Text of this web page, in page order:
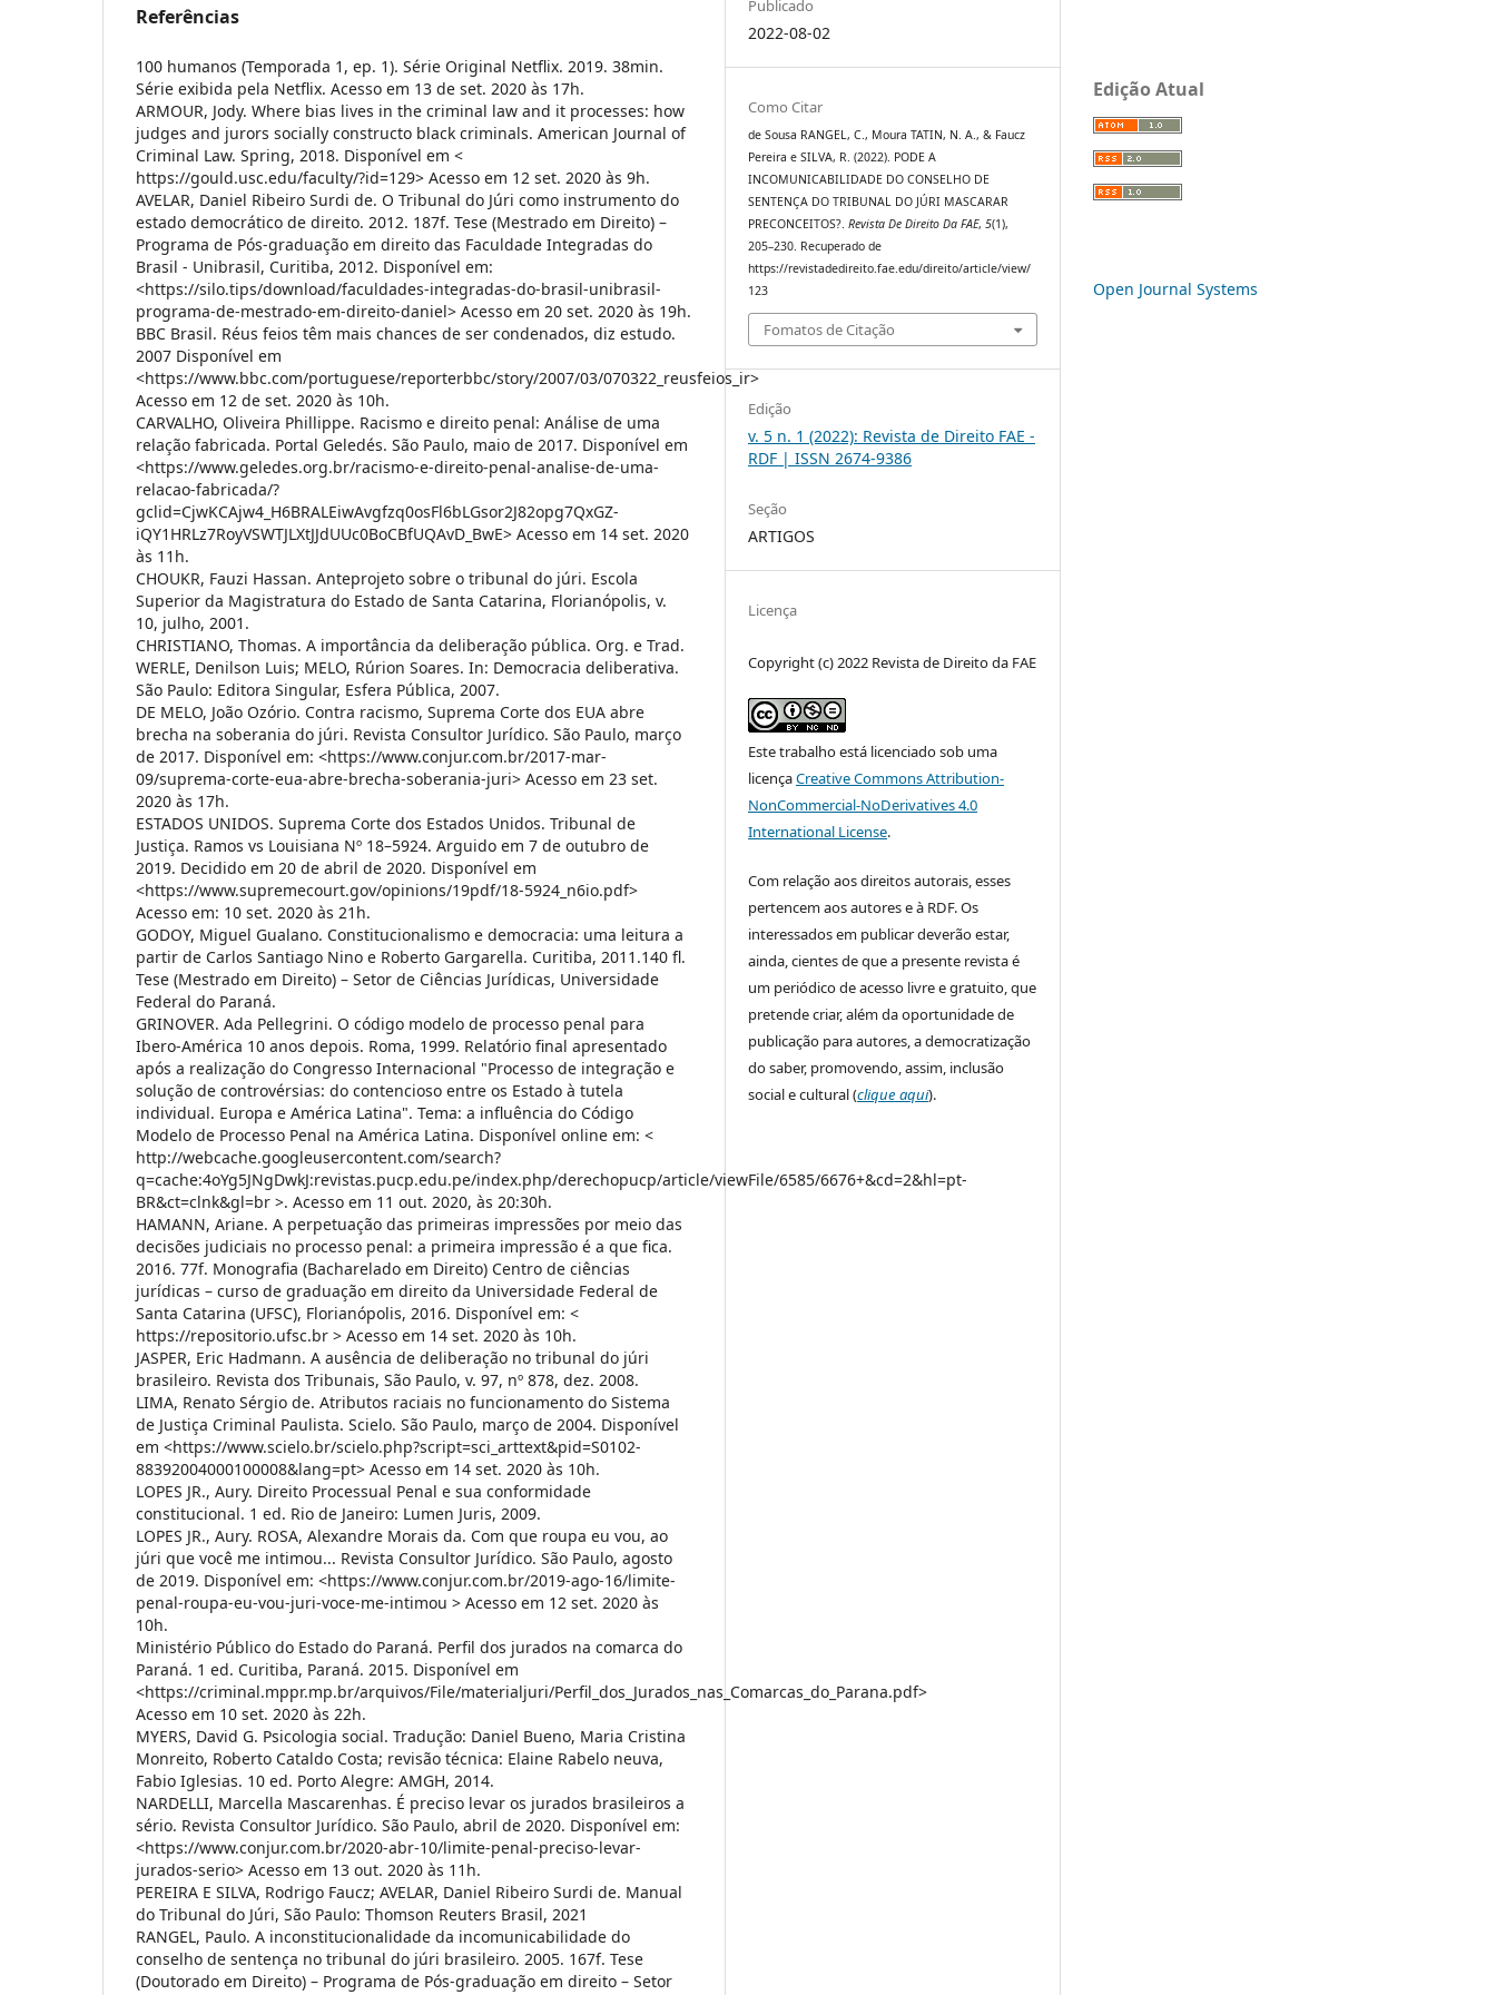
Referências
100 humanos (Temporada 1, ep. 1). Série Original Netflix. 2019. 38min.
Série exibida pela Netflix. Acesso em 13 de set. 2020 às 17h.
ARMOUR, Jody. Where bias lives in the criminal law and it processes: how
judges and jurors socially constructo black criminals. American Journal of
Criminal Law. Spring, 2018. Disponível em <
https://gould.usc.edu/faculty/?id=129> Acesso em 12 set. 2020 às 9h.
AVELAR, Daniel Ribeiro Surdi de. O Tribunal do Júri como instrumento do
estado democrático de direito. 2012. 187f. Tese (Mestrado em Direito) –
Programa de Pós-graduação em direito das Faculdade Integradas do
Brasil - Unibrasil, Curitiba, 2012. Disponível em:
<https://silo.tips/download/faculdades-integradas-do-brasil-unibrasil-
programa-de-mestrado-em-direito-daniel> Acesso em 20 set. 2020 às 19h.
BBC Brasil. Réus feios têm mais chances de ser condenados, diz estudo.
2007 Disponível em
<https://www.bbc.com/portuguese/reporterbbc/story/2007/03/070322_reusfeios_ir>
Acesso em 12 de set. 2020 às 10h.
CARVALHO, Oliveira Phillippe. Racismo e direito penal: Análise de uma
relação fabricada. Portal Geledés. São Paulo, maio de 2017. Disponível em
<https://www.geledes.org.br/racismo-e-direito-penal-analise-de-uma-
relacao-fabricada/?
gclid=CjwKCAjw4_H6BRALEiwAvgfzq0osFl6bLGsor2J82opg7QxGZ-
iQY1HRLz7RoyVSWTJLXtJJdUUc0BoCBfUQAvD_BwE> Acesso em 14 set. 2020
às 11h.
CHOUKR, Fauzi Hassan. Anteprojeto sobre o tribunal do júri. Escola
Superior da Magistratura do Estado de Santa Catarina, Florianópolis, v.
10, julho, 2001.
CHRISTIANO, Thomas. A importância da deliberação pública. Org. e Trad.
WERLE, Denilson Luis; MELO, Rúrion Soares. In: Democracia deliberativa.
São Paulo: Editora Singular, Esfera Pública, 2007.
DE MELO, João Ozório. Contra racismo, Suprema Corte dos EUA abre
brecha na soberania do júri. Revista Consultor Jurídico. São Paulo, março
de 2017. Disponível em: <https://www.conjur.com.br/2017-mar-
09/suprema-corte-eua-abre-brecha-soberania-juri> Acesso em 23 set.
2020 às 17h.
ESTADOS UNIDOS. Suprema Corte dos Estados Unidos. Tribunal de
Justiça. Ramos vs Louisiana Nº 18–5924. Arguido em 7 de outubro de
2019. Decidido em 20 de abril de 2020. Disponível em
<https://www.supremecourt.gov/opinions/19pdf/18-5924_n6io.pdf>
Acesso em: 10 set. 2020 às 21h.
GODOY, Miguel Gualano. Constitucionalismo e democracia: uma leitura a
partir de Carlos Santiago Nino e Roberto Gargarella. Curitiba, 2011.140 fl.
Tese (Mestrado em Direito) – Setor de Ciências Jurídicas, Universidade
Federal do Paraná.
GRINOVER. Ada Pellegrini. O código modelo de processo penal para
Ibero-América 10 anos depois. Roma, 1999. Relatório final apresentado
após a realização do Congresso Internacional "Processo de integração e
solução de controvérsias: do contencioso entre os Estado à tutela
individual. Europa e América Latina". Tema: a influência do Código
Modelo de Processo Penal na América Latina. Disponível online em: <
http://webcache.googleusercontent.com/search?
q=cache:4oYg5JNgDwkJ:revistas.pucp.edu.pe/index.php/derechopucp/article/viewFile/6585/6676+&cd=2&hl=pt-
BR&ct=clnk&gl=br >. Acesso em 11 out. 2020, às 20:30h.
HAMANN, Ariane. A perpetuação das primeiras impressões por meio das
decisões judiciais no processo penal: a primeira impressão é a que fica.
2016. 77f. Monografia (Bacharelado em Direito) Centro de ciências
jurídicas – curso de graduação em direito da Universidade Federal de
Santa Catarina (UFSC), Florianópolis, 2016. Disponível em: <
https://repositorio.ufsc.br > Acesso em 14 set. 2020 às 10h.
JASPER, Eric Hadmann. A ausência de deliberação no tribunal do júri
brasileiro. Revista dos Tribunais, São Paulo, v. 97, nº 878, dez. 2008.
LIMA, Renato Sérgio de. Atributos raciais no funcionamento do Sistema
de Justiça Criminal Paulista. Scielo. São Paulo, março de 2004. Disponível
em <https://www.scielo.br/scielo.php?script=sci_arttext&pid=S0102-
88392004000100008&lang=pt> Acesso em 14 set. 2020 às 10h.
LOPES JR., Aury. Direito Processual Penal e sua conformidade
constitucional. 1 ed. Rio de Janeiro: Lumen Juris, 2009.
LOPES JR., Aury. ROSA, Alexandre Morais da. Com que roupa eu vou, ao
júri que você me intimou... Revista Consultor Jurídico. São Paulo, agosto
de 2019. Disponível em: <https://www.conjur.com.br/2019-ago-16/limite-
penal-roupa-eu-vou-juri-voce-me-intimou > Acesso em 12 set. 2020 às
10h.
Ministério Público do Estado do Paraná. Perfil dos jurados na comarca do
Paraná. 1 ed. Curitiba, Paraná. 2015. Disponível em
<https://criminal.mppr.mp.br/arquivos/File/materialjuri/Perfil_dos_Jurados_nas_Comarcas_do_Parana.pdf>
Acesso em 10 set. 2020 às 22h.
MYERS, David G. Psicologia social. Tradução: Daniel Bueno, Maria Cristina
Monreito, Roberto Cataldo Costa; revisão técnica: Elaine Rabelo neuva,
Fabio Iglesias. 10 ed. Porto Alegre: AMGH, 2014.
NARDELLI, Marcella Mascarenhas. É preciso levar os jurados brasileiros a
sério. Revista Consultor Jurídico. São Paulo, abril de 2020. Disponível em:
<https://www.conjur.com.br/2020-abr-10/limite-penal-preciso-levar-
jurados-serio> Acesso em 13 out. 2020 às 11h.
PEREIRA E SILVA, Rodrigo Faucz; AVELAR, Daniel Ribeiro Surdi de. Manual
do Tribunal do Júri, São Paulo: Thomson Reuters Brasil, 2021
RANGEL, Paulo. A inconstitucionalidade da incomunicabilidade do
conselho de sentença no tribunal do júri brasileiro. 2005. 167f. Tese
(Doutorado em Direito) – Programa de Pós-graduação em direito – Setor
Publicado
2022-08-02
Como Citar
de Sousa RANGEL, C., Moura TATIN, N. A., & Faucz
Pereira e SILVA, R. (2022). PODE A
INCOMUNICABILIDADE DO CONSELHO DE
SENTENÇA DO TRIBUNAL DO JÚRI MASCARAR
PRECONCEITOS?.Revista De Direito Da FAE,5(1),
205–230. Recuperado de
https://revistadedireito.fae.edu/direito/article/view/
123
Fomatos de Citação
Edição
v. 5 n. 1 (2022): Revista de Direito FAE -
RDF | ISSN 2674-9386
Seção
ARTIGOS
Licença
Copyright (c) 2022 Revista de Direito da FAE
Este trabalho está licenciado sob uma
licençaCreative Commons Attribution-
NonCommercial-NoDerivatives 4.0
International License.
Com relação aos direitos autorais, esses
pertencem aos autores e à RDF. Os
interessados em publicar deverão estar,
ainda, cientes de que a presente revista é
um periódico de acesso livre e gratuito, que
pretende criar, além da oportunidade de
publicação para autores, a democratização
do saber, promovendo, assim, inclusão
social e cultural (clique aqui).
Edição Atual
Open Journal Systems